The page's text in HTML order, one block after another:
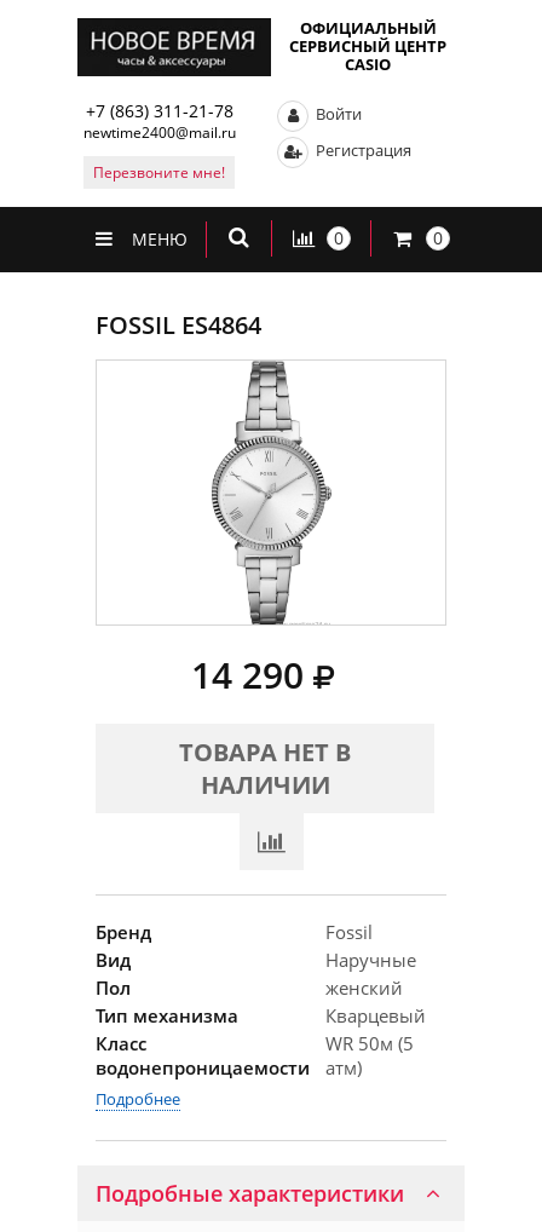
ОФИЦИАЛЬНЫЙ
СЕРВИСНЫЙ ЦЕНТР
CASIO
+7 (863) 311-21-78
newtime2400@mail.ru
Перезвоните мне!
Войти
Регистрация
МЕНЮ 0 0
FOSSIL ES4864
14 290
ТОВАРА НЕТ В
НАЛИЧИИ
Бренд
Fossil
Вид
Наручные
Пол
женский
Тип механизма
Кварцевый
Класс
водонепроницаемости
WR 50м (5
атм)
Подробнее
Подробные характеристики